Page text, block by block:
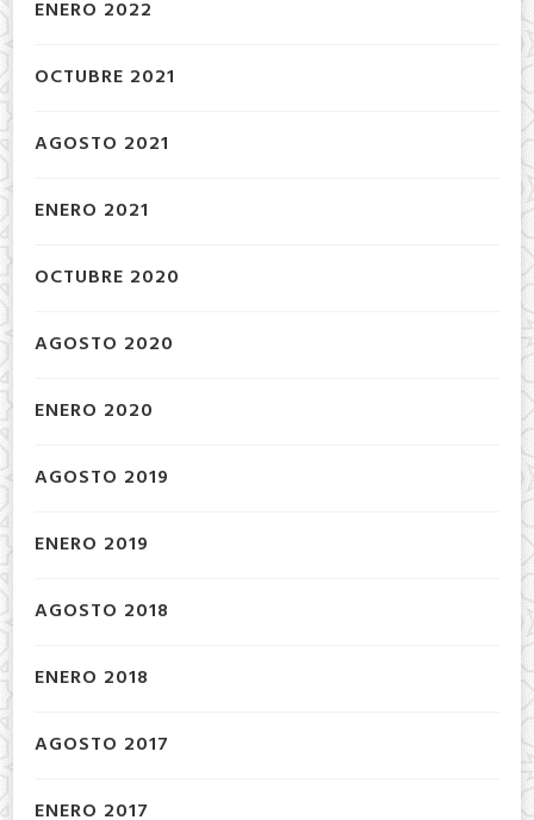
ENERO 2022
OCTUBRE 2021
AGOSTO 2021
ENERO 2021
OCTUBRE 2020
AGOSTO 2020
ENERO 2020
AGOSTO 2019
ENERO 2019
AGOSTO 2018
ENERO 2018
AGOSTO 2017
ENERO 2017